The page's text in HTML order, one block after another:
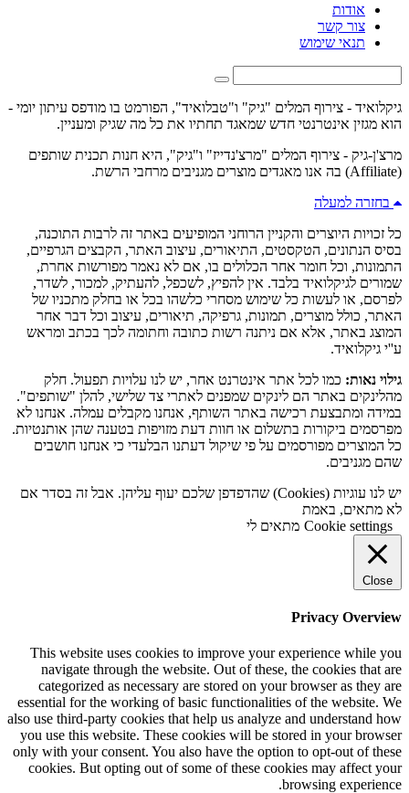
אודות
צור קשר
תנאי שימוש
גיקלואיד - צירוף המלים "גיק" ו"טבלואיד", הפורמט בו מודפס עיתון יומי -
הוא מגזין אינטרנטי חדש שמאגד תחתיו את כל מה שגיק ומעניין.
מרצ'ן-גיק - צירוף המלים "מרצ'נדייז" ו"גיק", היא חנות תכנית שותפים
(Affiliate) בה אנו מאגדים מוצרים מגניבים מרחבי הרשת.
בחזרה למעלה
כל זכויות היוצרים והקניין הרוחני המופיעים באתר זה לרבות התוכנה,
בסיס הנתונים, הטקסטים, התיאורים, עיצוב האתר, הקבצים הגרפיים,
התמונות, וכל חומר אחר הכלולים בו, אם לא נאמר מפורשות אחרת,
שמורים לגיקלואיד בלבד. אין להפיץ, לשכפל, להעתיק, למכור, לשדר,
לפרסם, או לעשות כל שימוש מסחרי כלשהו בכל או בחלק מתכניו של
האתר, כולל מוצרים, תמונות, גרפיקה, תיאורים, עיצוב וכל דבר אחר
המוצג באתר, אלא אם ניתנה רשות כתובה וחתומה לכך בכתב ומראש
ע''י גיקלואיד.
גילוי נאות: כמו לכל אתר אינטרנט אחר, יש לנו עלויות תפעול. חלק
מהלינקים באתר הם לינקים שמפנים לאתרי צד שלישי, להלן "שותפים".
במידה ומתבצעת רכישה באתר השותף, אנחנו מקבלים עמלה. אנחנו לא
מפרסמים ביקורות בתשלום או חוות דעת מזויפות בטענה שהן אותנטיות.
כל המוצרים מפורסמים על פי שיקול דעתנו הבלעדי כי אנחנו חושבים
שהם מגניבים.
יש לנו עוגיות (Cookies) שהדפדפן שלכם יעוף עליהן. אבל זה בסדר אם
לא מתאים, באמת
Cookie settings מתאים לי
Close
Privacy Overview
This website uses cookies to improve your experience while you
navigate through the website. Out of these, the cookies that are
categorized as necessary are stored on your browser as they are
essential for the working of basic functionalities of the website. We
also use third-party cookies that help us analyze and understand how
you use this website. These cookies will be stored in your browser
only with your consent. You also have the option to opt-out of these
cookies. But opting out of some of these cookies may affect your
browsing experience.